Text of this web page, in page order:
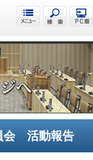
会 活動報告